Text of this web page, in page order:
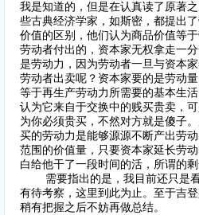
我是知道的，但是在认真读了原著
些古典经济学家，如斯密，都提出
价值的区别，他们认为商品价值等
劳动者付出的，资本家无权拿走一
是劳动力，因为劳动者一旦与资本
劳动者出卖呢？资本家要的是劳动
等于再生产劳动力所需要的基本生
认为它来自于交换中的贱买贵卖，
为你必须贵买，不然对方就是傻子
买的劳动力是能够源源不断产出劳
范围的价值量，只要资本家延长劳
白给他干了一段时间的活，所谓的
需要指出的是，我目前还只是看
有待考察，这里到此为止。至于吉
稍有把握之后不妨再做总结。